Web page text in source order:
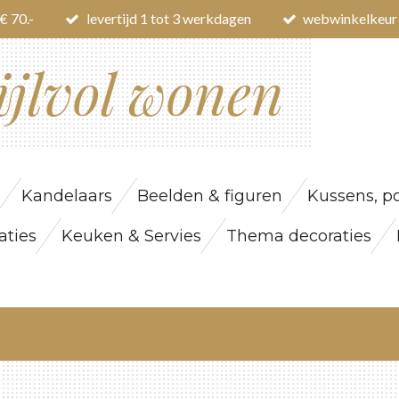
70.- levertijd 1 tot 3 werkdagen webwinkelkeur
wonen
Kandelaars Beelden & figuren Kussens,
Keuken & Servies Thema decoraties